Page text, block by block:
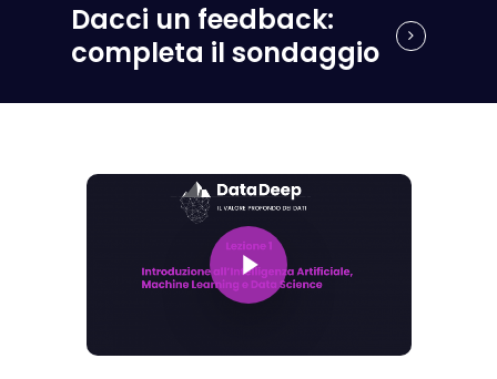
Dacci un feedback:
completa il sondaggio
Play Video